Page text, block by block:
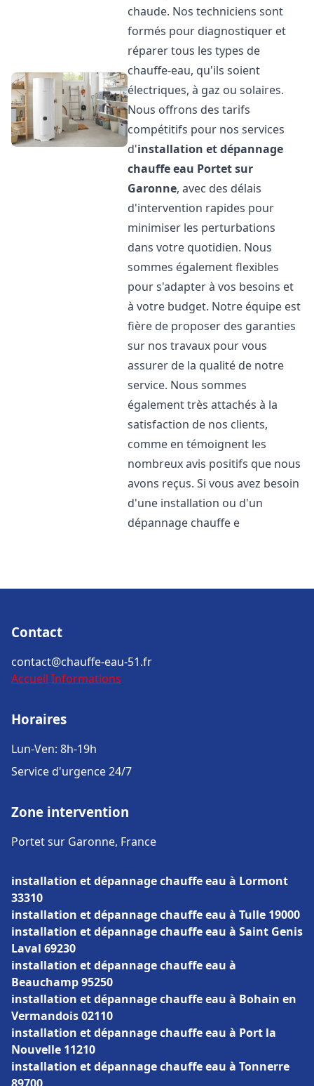
chaude. Nos techniciens sont
formés pour diagnostiquer et
réparer tous les types de
chauffe-eau, qu'ils soient
électriques, à gaz ou solaires.
Nous offrons des tarifs
compétitifs pour nos services
d'installation et dépannage
chauffe eau Portet sur
Garonne, avec des délais
d'intervention rapides pour
minimiser les perturbations
dans votre quotidien. Nous
sommes également flexibles
pour s'adapter à vos besoins et
à votre budget. Notre équipe est
fière de proposer des garanties
sur nos travaux pour vous
assurer de la qualité de notre
service. Nous sommes
également très attachés à la
satisfaction de nos clients,
comme en témoignent les
nombreux avis positifs que nous
avons reçus. Si vous avez besoin
d'une installation ou d'un
dépannage chauffe e
Contact
contact@chauffe-eau-51.fr
Accueil Informations
Horaires
Lun-Ven: 8h-19h
Service d'urgence 24/7
Zone intervention
Portet sur Garonne, France
installation et dépannage chauffe eau à Lormont
33310
installation et dépannage chauffe eau à Tulle 19000
installation et dépannage chauffe eau à Saint Genis
Laval 69230
installation et dépannage chauffe eau à
Beauchamp 95250
installation et dépannage chauffe eau à Bohain en
Vermandois 02110
installation et dépannage chauffe eau à Port la
Nouvelle 11210
installation et dépannage chauffe eau à Tonnerre